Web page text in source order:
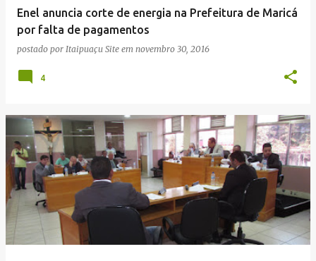
Enel anuncia corte de energia na Prefeitura de Maricá
por falta de pagamentos
postado por Itaipuaçu Site em novembro 30, 2016
4